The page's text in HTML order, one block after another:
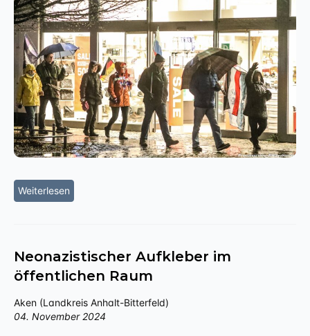
Weiterlesen
Neonazistischer Aufkleber im
öffentlichen Raum
Aken (Landkreis Anhalt-Bitterfeld)
04. November 2024